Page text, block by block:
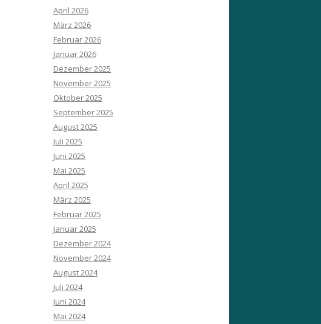
April 2026
März 2026
Februar 2026
Januar 2026
Dezember 2025
November 2025
Oktober 2025
September 2025
August 2025
Juli 2025
Juni 2025
Mai 2025
April 2025
März 2025
Februar 2025
Januar 2025
Dezember 2024
November 2024
August 2024
Juli 2024
Juni 2024
Mai 2024